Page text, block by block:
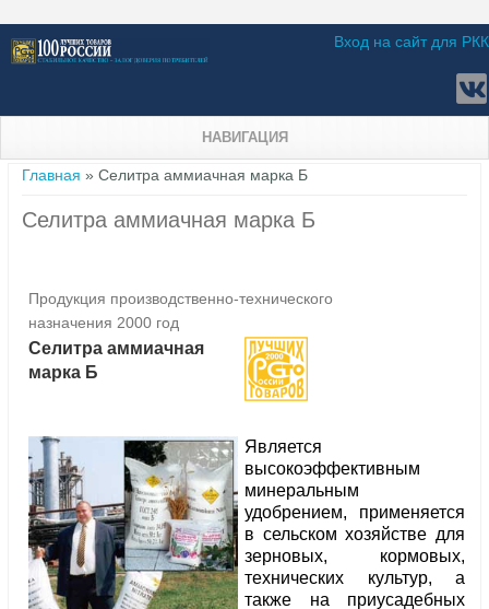
Вход на сайт для РКК
НАВИГАЦИЯ
Вы здесь
Главная » Селитра аммиачная марка Б
Селитра аммиачная марка Б
Продукция производственно-технического
назначения 2000 год
Селитра аммиачная
марка Б
Является
высокоэффективным
минеральным
удобрением, применяется
в сельском хозяйстве для
зерновых, кормовых,
технических культур, а
также на приусадебных